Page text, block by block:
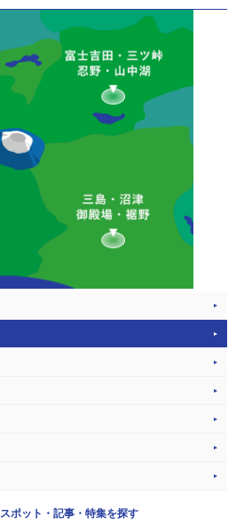
スポット・記事・特集を探す